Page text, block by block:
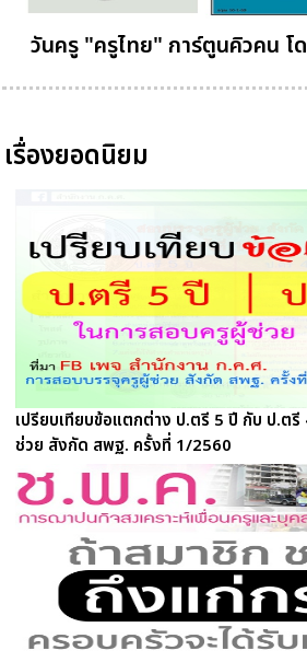
วันครู "ครูไทย" การ์ตูนคิวคน
เรื่องยอดนิยม
เปรียบเทียบข้อแตกต่าง ป.ตรี 5 ปี กับ ป.ต
ช่วย สังกัด สพฐ. ครั้งที่ 1/2560